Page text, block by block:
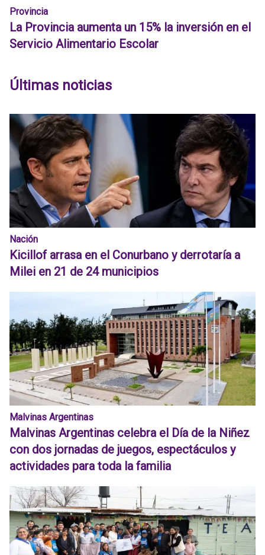
Provincia
La Provincia aumenta un 15% la inversión en el
Servicio Alimentario Escolar
Últimas noticias
Nación
Kicillof arrasa en el Conurbano y derrotaría a
Milei en 21 de 24 municipios
Malvinas Argentinas
Malvinas Argentinas celebra el Día de la Niñez
con dos jornadas de juegos, espectáculos y
actividades para toda la familia